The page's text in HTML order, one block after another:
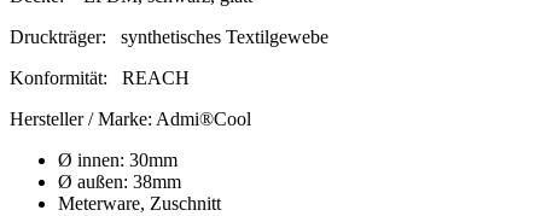
Druckträger:
synthetisches Textilgewebe
Konformität:
REACH
Hersteller / Marke: Admi®Cool
Ø innen: 30mm
Ø außen: 38mm
Meterware, Zuschnitt